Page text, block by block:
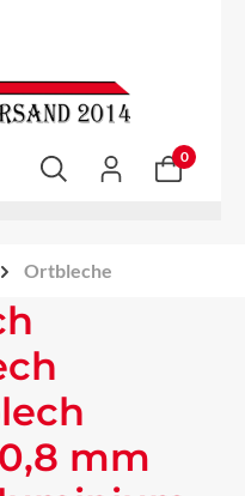
0
Ortbleche
mm